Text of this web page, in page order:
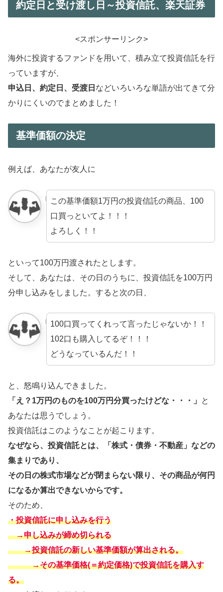
約定日と受け渡し日～投資信託、楽天証券
<スポンサーリンク>
海外に投資するファンドを用いて、積み立て投資信託を行
っていますが、
申込日、約定日、受渡日 などいろいろな単語が出てきて分
かりにくいのでまとめました！
基準価額の決定
例えば、あなたが友人に
この基準価額1万円の投資信託の商品、100
口買っといてよ！！！
よろしく！！
といって100万円渡されたとします。
そして、あなたは、その日のうちに、投資信託を100万円
分申し込みをしました。すると次の日、
100口買ってくれって言ったじゃないか！！
102口も購入してるぞ！！！
どうなっているんだ！！
と、怒鳴り込んできました。
「え？1万円のものを100万円分買ったけどな・・・」
と
あなたは思うでしょう。
投資信託はこのようなことが起こります。
なぜなら、投資信託とは、「株式・債券・不動産」などの
集まりであり、
その日の株式市場などが閉まらない限り、その商品が何円
になるか算出できないからです。
そのため、
・投資信託に申し込みを行う
→申し込みが締め切られる
→投資信託の新しい基準価額が算出される。
→その基準価格(＝約定価格)で投資信託を購入す
る。